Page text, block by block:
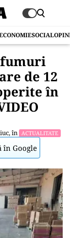
SOCIAL
de 12
în
, în ACTUALITATE
în Google